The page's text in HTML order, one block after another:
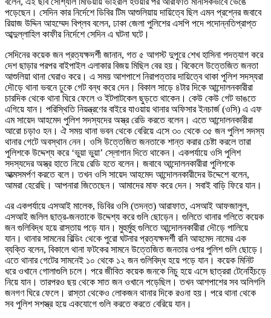
পড়েছেন। সেদিন কার নির্দেশে ডিবির টিম আশুলিয়ায় দায়িত্বে ছিল এমন প্রশ্নের জবাবে
রিয়াজ উদ্দিন আহম্মেদ বিপ্লব বলেন, ঢাকা জেলা পুলিশের এসপি পদে পদোন্নতিপ্রাপ্ত
আব্দুল্লাহিল কাফীর নির্দেশে সেদিন এ ঘটনা ঘটে।
সেদিনের কয়েক জন প্রত্যক্ষদর্শী জানান, গত ৫ আগস্ট দুপুরে শেখ হাসিনা পদত্যাগ করে
দেশ ছাড়ার পরপর বাইপাইল এলাকার বিজয় মিছিল বের হয়। বিকেলে উত্তেজিত জনতা
আশুলিয়া থানা ঘেরাও করে। এ সময় আশপাশে নিরাপত্তার দায়িত্বে থাকা পুলিশ সদস্যরা
দৌড়ে থানা ভবনে ঢুকে গেট বন্ধ করে দেন। বিকাল সাড়ে ৪টার দিকে আন্দোলনকারীরা
চারদিক থেকে থানা ঘিরে ফেলে ও ইটপাটকেল ছুড়তে থাকেন। কেউ কেউ গেট ভাঙতে
এগিয়ে যান। পরিস্থিতি নিয়ন্ত্রণের বাইরে যাওয়ায় থানার অফিসার ইনচার্জ (ওসি) এ এফ
এম সায়েদ আহমেদ পুলিশ সদস্যদের অস্ত্র রেডি করতে বলেন। এতে আন্দোলনকারীরা
আরো চড়াও হন। ঐ সময় থানা ভবন থেকে বেরিয়ে এসে ৩০ থেকে ৩৫ জন পুলিশ সদস্য
থানার গেটে অবস্থান নেন। ওসি উত্তেজিত জনতাকে শান্ত করার চেষ্টা করলে তারা
পুলিশকে উদ্দেশ্য করে ‘ভুয়া ভুয়া’ স্লোগান দিতে থাকেন। একপর্যায়ে ওসি পুলিশ
সদস্যদের অস্ত্র হাতে নিয়ে রেডি হতে বলেন। জবাবে আন্দোলনকারীরা পুলিশকে
আত্মসমর্পণ করতে বলে। তখন ওসি সায়েদ আহমেদ আন্দোলনকারীদের উদ্দেশে বলেন,
আমরা হেরেছি। আপনারা জিতেছেন। আমাদের মাফ করে দেন। সবাই বাড়ি ফিরে যান।
এর একপর্যায়ে এসআই মালেক, ডিবির ওসি (তদন্ত) আরাফাত, এসআই আফজালুল,
এসআই জলিল ছাত্র-জনতাকে উদ্দেশ্য করে গুলি ছোড়েন। গুলিতে থানার গলিতে কয়েক
জন গুলিবিদ্ধ হয়ে রাস্তায় পড়ে যান। মুহুর্মুহু গুলিতে আন্দোলনকারীরা দৌড়ে পালিয়ে
যান। থানার সামনের বিল্ডিং থেকে পুরো ঘটনার প্রত্যক্ষদর্শী রনি আহমেদ নামের এক
ব্যক্তি বলেন, বিকালে থানা ফটকের সামনে উত্তেজিত জনতার ওপর পুলিশ গুলি ছোড়ে।
এতে থানার গেটের সামনেই ১০ থেকে ১২ জন গুলিবিদ্ধ হয়ে পড়ে যান। কয়েক মিনিট
ধরে ওখানে গোলাগুলি চলে। পরে জীবিত কয়েক জনকে নিচু হয়ে এসে ছাত্ররা টেনেহিঁচড়ে
নিয়ে যান। তারপরও ছয় থেকে সাত জন ওখানে পড়েছিল। তখন আশপাশের সব অলিগলি
জনগণ ঘিরে ফেলে। রাস্তা থেকেও লোকজন থানার দিকে রওনা হয়। পরে থানা থেকে
সব পুলিশ সশস্ত্র হয়ে একযোগে গুলি করতে করতে বেরিয়ে যান।